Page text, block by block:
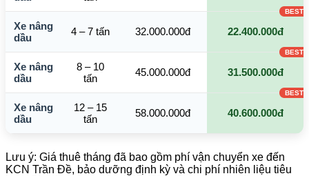
Xe nâng
dầu
4 – 7 tấn 32.000.000đ 22.400.000đ
Xe nâng
dầu
8 – 10
tấn
45.000.000đ 31.500.000đ
Xe nâng
dầu
12 – 15
tấn
58.000.000đ 40.600.000đ
Lưu ý: Giá thuê tháng đã bao gồm phí vận chuyển xe đến
KCN Trần Đề, bảo dưỡng định kỳ và chi phí nhiên liệu tiêu